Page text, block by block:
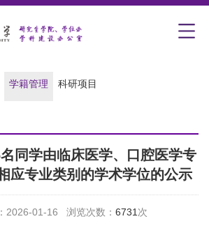
学籍管理 科研项目
同学由临床医学、口腔医学专
应专业类别的学术学位的公示
2026-01-16 浏览次数： 6731 次